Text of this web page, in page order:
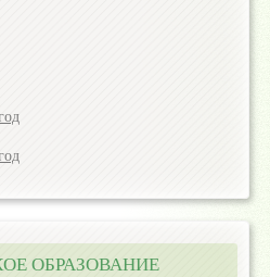
ОБРАЗОВАНИЕ